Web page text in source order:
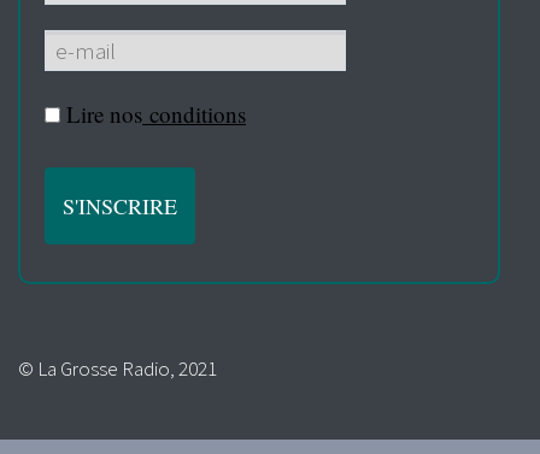
Lire nos conditions
© La Grosse Radio, 2021